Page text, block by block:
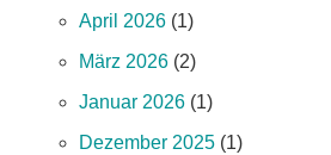
April 2026 (1)
März 2026 (2)
Januar 2026 (1)
Dezember 2025 (1)